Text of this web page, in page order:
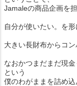
Jamaleの商品企画を
自分が使いたい。を形
大きい長財布からコ
なおかつまだまだ現
という
僕のわがままを詰め込